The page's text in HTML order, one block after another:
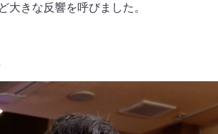
大きな反響を呼びました。